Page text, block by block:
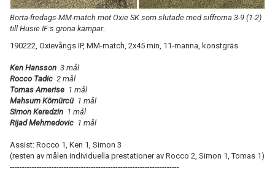
Borta-fredags-MM-match mot Oxie SK som slutade med siffrorna 3-9 (1-2)
till Husie IF:s gröna kämpar..
190222, Oxievångs IP, MM-match, 2x45 min, 11-manna, konstgräs
Ken Hansson 3 mål
Rocco Tadic 2 mål
Tomas Amerise 1 mål
Mahsum Kömürcü 1 mål
Simon Keredzin 1 mål
Rijad Mehmedovic 1 mål
Assist: Rocco 1, Ken 1, Simon 3
(resten av målen individuella prestationer av Rocco 2, Simon 1, Tomas 1)
---------------------------------------------------------------------